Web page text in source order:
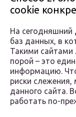
cookie
На сегодняшний
баз данных, в
Такими сайтами
порой – это
информацию.
риски
данного сайта.
работать по-